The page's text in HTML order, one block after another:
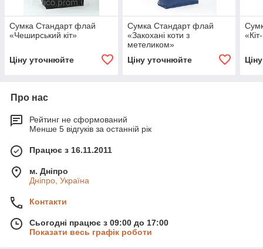
Сумка Стандарт флай
«Чеширський кіт»
Ціну уточнюйте
Сумка Стандарт флай
«Закохані коти з
метеликом»
Ціну уточнюйте
Про нас
Рейтинг не сформований
Менше 5 відгуків за останній рік
Працює з 16.11.2011
м. Дніпро
Дніпро, Україна
Контакти
Сьогодні працює з 09:00 до 17:00
Показати весь графік роботи